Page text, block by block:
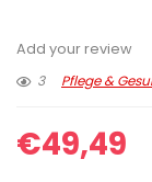
Add your review
3
Pflege &
€49,49